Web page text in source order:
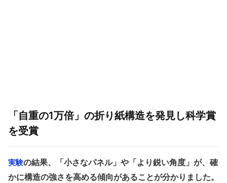
「自重の1万倍」の折り紙構造を発見し科学賞
を受賞
実験の結果、「小さなパネル」や「より鋭い角度」が、確
かに構造の強さを高める傾向があることが分かりました。